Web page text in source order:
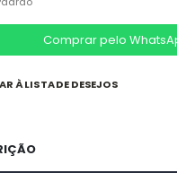
Comprar pelo
À LISTA DE DESEJOS